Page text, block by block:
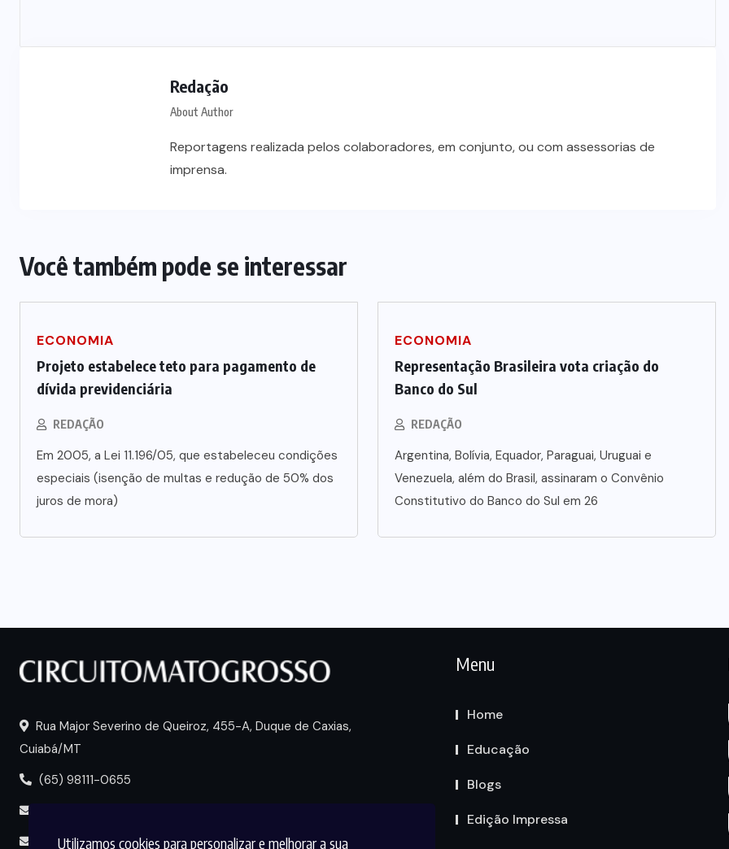
Utilizamos cookies para personalizar e melhorar a sua
Redação
About Author
Reportagens realizada pelos colaboradores, em conjunto, ou com assessorias de
imprensa.
Você também pode se interessar
ECONOMIA
Projeto estabelece teto para pagamento de
dívida previdenciária
REDAÇÃO
Em 2005, a Lei 11.196/05, que estabeleceu condições
especiais (isenção de multas e redução de 50% dos
juros de mora)
ECONOMIA
Representação Brasileira vota criação do
Banco do Sul
REDAÇÃO
Argentina, Bolívia, Equador, Paraguai, Uruguai e
Venezuela, além do Brasil, assinaram o Convênio
Constitutivo do Banco do Sul em 26
Rua Major Severino de Queiroz, 455-A, Duque de Caxias,
Cuiabá/MT
(65) 98111-0655
midia@circuitomt.com.br
Menu
Home
Educação
Blogs
Edição Impressa